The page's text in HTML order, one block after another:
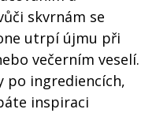
skvrnám se
utrpí újmu při
večerním veselí.
po ingrediencích,
inspiraci